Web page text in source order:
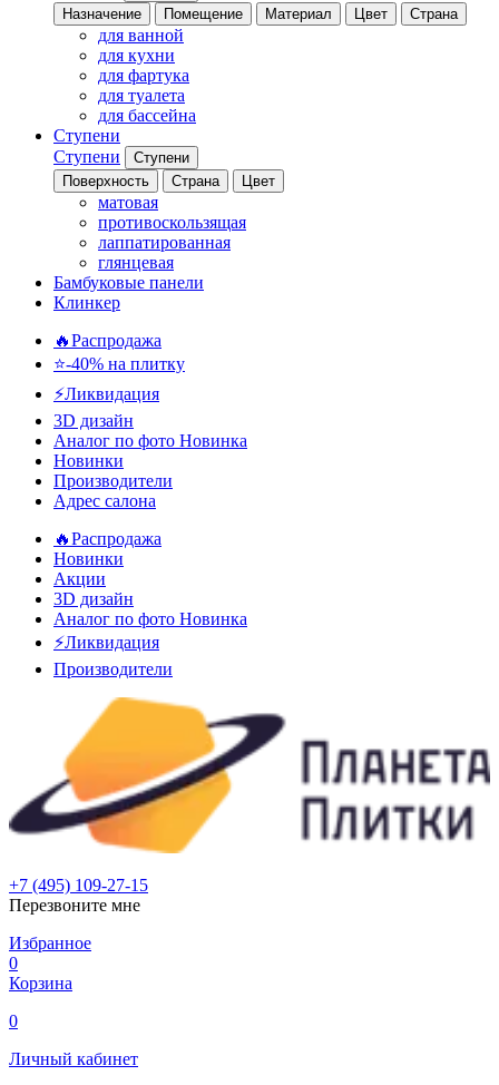
Назначение
Помещение Материал Цвет Страна
для ванной
для кухни
для фартука
для туалета
для бассейна
Ступени
Ступени
Ступени
Поверхность
Страна Цвет
матовая
противоскользящая
лаппатированная
глянцевая
Бамбуковые панели
Клинкер
🔥Распродажа
⭐-40% на плитку
⚡️Ликвидация
3D дизайн
Аналог по фото Новинка
Новинки
Производители
Адрес салона
🔥Распродажа
Новинки
Акции
3D дизайн
Аналог по фото Новинка
⚡Ликвидация
Производители
+7 (495) 109-27-15
Перезвоните мне
Избранное
0
Корзина
0
Личный кабинет